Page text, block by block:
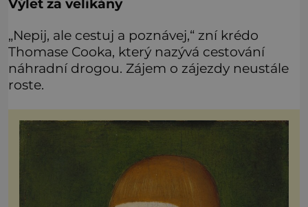
Výlet za velikány
„Nepij, ale cestuj a poznávej,“ zní krédo
Thomase Cooka, který nazývá cestování
náhradní drogou. Zájem o zájezdy neustále
roste.